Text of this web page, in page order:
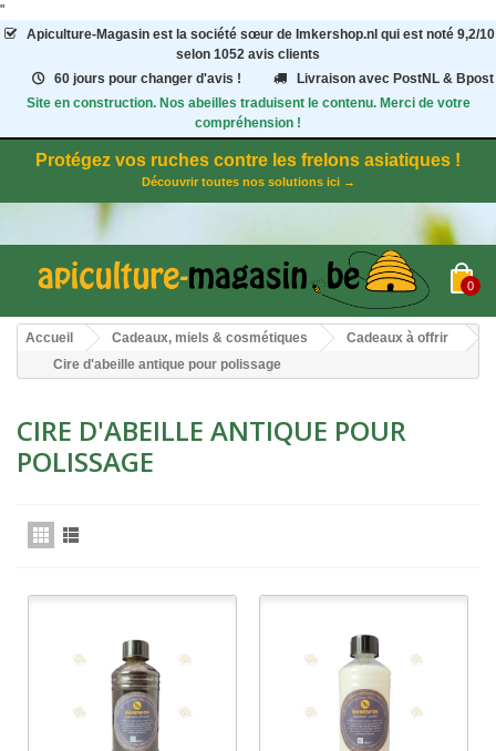
"
Apiculture-Magasinest la société sœur de Imkershop.nl qui est noté 9,2/10
selon 1052 avis clients
60 jours pour changer d'avis !
Livraison avec PostNL & Bpost
Site en construction. Nos abeilles traduisent le contenu. Merci de votre
compréhension !
Protégez vos ruches contre les frelons asiatiques !
Découvrir toutes nos solutions ici →
0
Accueil Cadeaux, miels & cosmétiques
Cadeaux à offrir
Cire d'abeille antique pour polissage
CIRE D'ABEILLE ANTIQUE POUR
POLISSAGE